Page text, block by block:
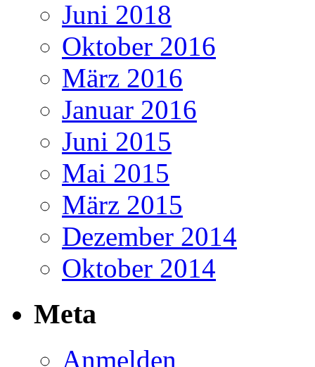
Juni 2018
Oktober 2016
März 2016
Januar 2016
Juni 2015
Mai 2015
März 2015
Dezember 2014
Oktober 2014
Meta
Anmelden